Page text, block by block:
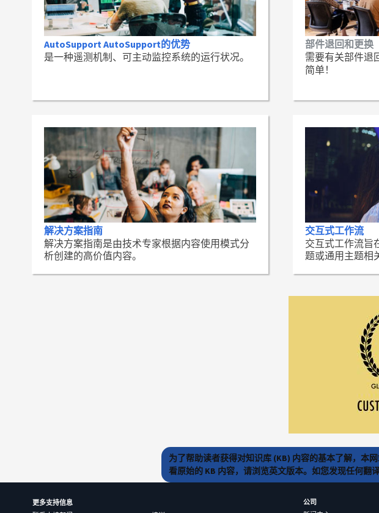
AutoSupport AutoSupport的优势
是一种遥测机制、可主动监控系统的运行状况。
部件退回和更换
需要有关部件退
简单！
解决方案指南
解决方案指南是由技术专家根据内容使用模式分
析创建的高价值内容。
交互式工作流
交互式工作流旨
题或通用主题相
为了帮助读者获得对知识库 (KB) 内容的基本了解，本
看原始的 KB 内容，请浏览英文版本。如您发现任何翻
更多支持信息
公司